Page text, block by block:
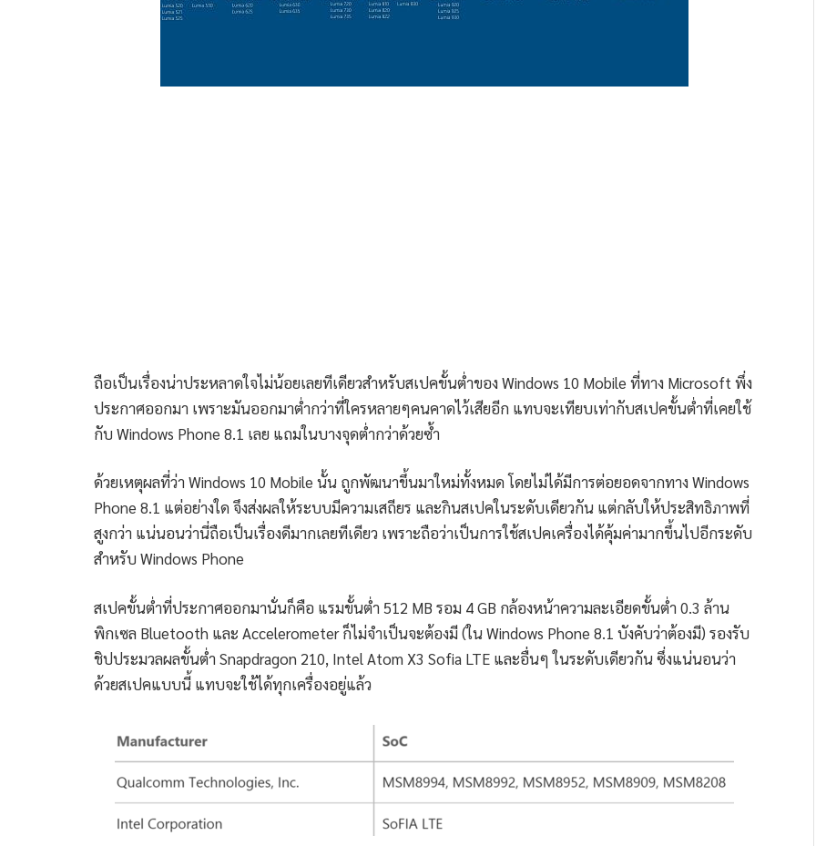
ถือเป็นเรื่องน่าประหลาดใจไม่น้อยเลยทีเดียวสำหรับสเปคขั้นต่ำของ Windows 10 Mobile ที่ทาง Microsoft พึ่ง
ประกาศออกมา เพราะมันออกมาต่ำกว่าที่ใครหลายๆคนคาดไว้เสียอีก แทบจะเทียบเท่ากับสเปคขั้นต่ำที่เคยใช้
กับ Windows Phone 8.1 เลย แถมในบางจุดต่ำกว่าด้วยซ้ำ
ด้วยเหตุผลที่ว่า Windows 10 Mobile นั้น ถูกพัฒนาขึ้นมาใหม่ทั้งหมด โดยไม่ได้มีการต่อยอดจากทาง Windows
Phone 8.1 แต่อย่างใด จึงส่งผลให้ระบบมีความเสถียร และกินสเปคในระดับเดียวกัน แต่กลับให้ประสิทธิภาพที่
สูงกว่า แน่นอนว่านี่ถือเป็นเรื่องดีมากเลยทีเดียว เพราะถือว่าเป็นการใช้สเปคเครื่องได้คุ้มค่ามากขึ้นไปอีกระดับ
สำหรับ Windows Phone
สเปคขั้นต่ำที่ประกาศออกมานั่นก็คือ แรมขั้นต่ำ 512 MB รอม 4 GB กล้องหน้าความละเอียดขั้นต่ำ 0.3 ล้าน
พิกเซล Bluetooth และ Accelerometer ก็ไม่จำเป็นจะต้องมี (ใน Windows Phone 8.1 บังคับว่าต้องมี) รองรับ
ชิปประมวลผลขั้นต่ำ Snapdragon 210, Intel Atom X3 Sofia LTE และอื่นๆ ในระดับเดียวกัน ซึ่งแน่นอนว่า
ด้วยสเปคแบบนี้ แทบจะใช้ได้ทุกเครื่องอยู่แล้ว